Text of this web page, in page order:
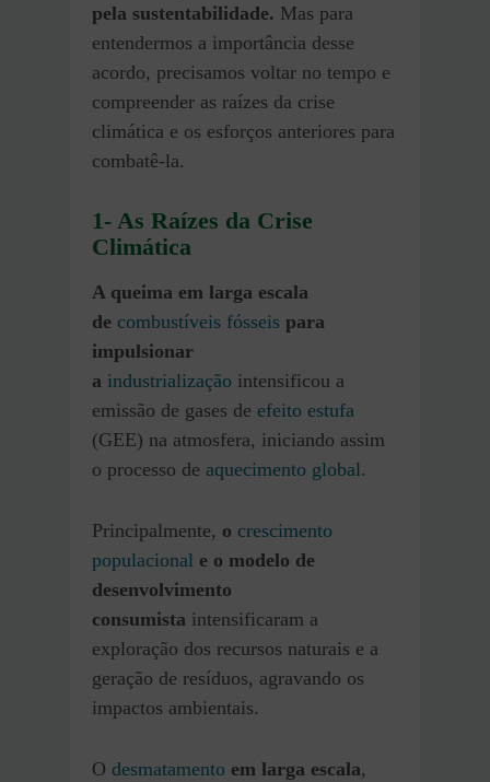
pela sustentabilidade. Mas para
entendermos a importância desse
acordo, precisamos voltar no tempo e
compreender as raízes da crise
climática e os esforços anteriores para
combatê-la.
1- As Raízes da Crise
Climática
A queima em larga escala
de combustíveis fósseis para
impulsionar
a industrialização intensificou a
emissão de gases de efeito estufa
(GEE) na atmosfera, iniciando assim
o processo de aquecimento global.
Principalmente, o crescimento
populacional e o modelo de
desenvolvimento
consumista intensificaram a
exploração dos recursos naturais e a
geração de resíduos, agravando os
impactos ambientais.
O desmatamento em larga escala,